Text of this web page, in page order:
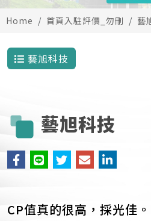
Home 首頁入駐評價_勿刪 藝
藝旭科技
藝旭科技
CP值真的很高，採光佳。